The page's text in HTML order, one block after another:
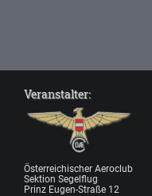
Veranstalter:
Österreichischer Aeroclub
Sektion Segelflug
Prinz Eugen-Straße 12